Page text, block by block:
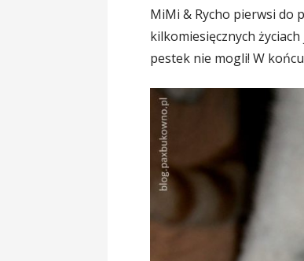
MiMi & Rycho pierwsi do
kilkomiesięcznych
pestek nie mogli! W końcu